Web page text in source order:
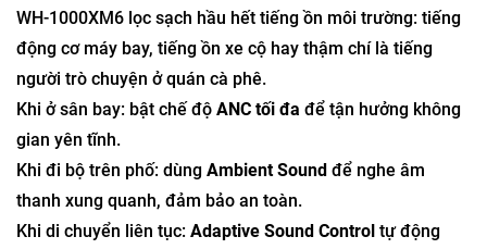
WH-1000XM6 lọc sạch hầu hết tiếng ồn môi trường: tiếng
động cơ máy bay, tiếng ồn xe cộ hay thậm chí là tiếng
người trò chuyện ở quán cà phê.
Khi ở sân bay: bật chế độ ANC tối đa để tận hưởng không
gian yên tĩnh.
Khi đi bộ trên phố: dùng Ambient Sound để nghe âm
thanh xung quanh, đảm bảo an toàn.
Khi di chuyển liên tục: Adaptive Sound Control tự động